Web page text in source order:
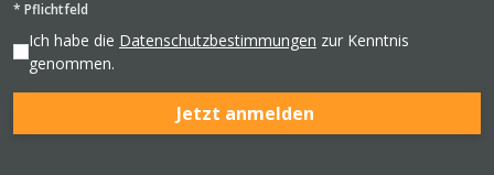
* Pflichtfeld
Ich habe die Datenschutzbestimmungen zur Kenntnis
genommen.
Jetzt anmelden